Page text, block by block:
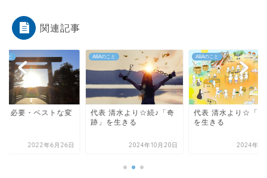
関連記事
こと
清水より☆続♪「奇
2024年10月20日
ABAのこと
代表 清水より☆「奇跡」
を生きる
2024年8月11日
ABAのこと
必然・必要・ベスト
容
2022年6